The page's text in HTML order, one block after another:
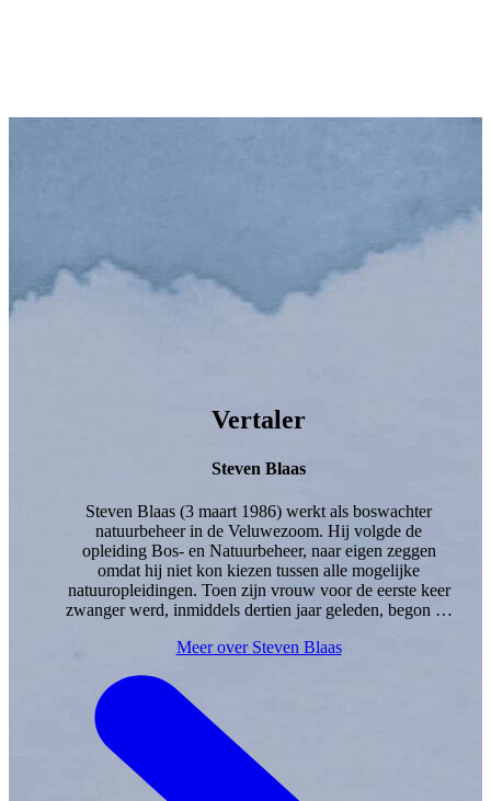
Vertaler
Steven Blaas
Steven Blaas (3 maart 1986) werkt als boswachter
natuurbeheer in de Veluwezoom. Hij volgde de
opleiding Bos- en Natuurbeheer, naar eigen zeggen
omdat hij niet kon kiezen tussen alle mogelijke
natuuropleidingen. Toen zijn vrouw voor de eerste keer
zwanger werd, inmiddels dertien jaar geleden, begon hij
kwam hij zoveel fouten tegen dat hij zich bij
natuurboeken. Bij Lemniscaat is hij inmiddels de vaste
vertaler van de titels in de imprint
Natuurlijk!
zoons Johan en Willem te vinden op de Posbank, waar
ze wandelen, hutten bouwen, bomen klimmen en andere
avonturen beleven. Volgens Steven is de Posbank de
Meer over Steven Blaas